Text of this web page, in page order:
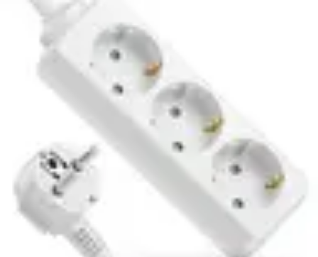
Astuces Pour Économiser
Économies QuotidiennesÉnergie
et Cuisine
Astuces Pour Économiser